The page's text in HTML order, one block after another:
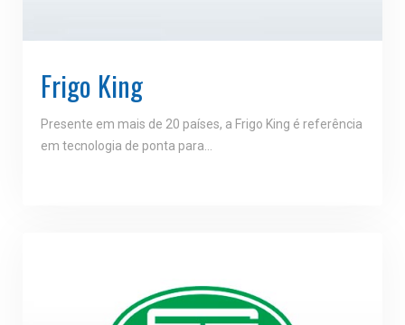
Frigo King
Presente em mais de 20 países, a Frigo King é referência
em tecnologia de ponta para…